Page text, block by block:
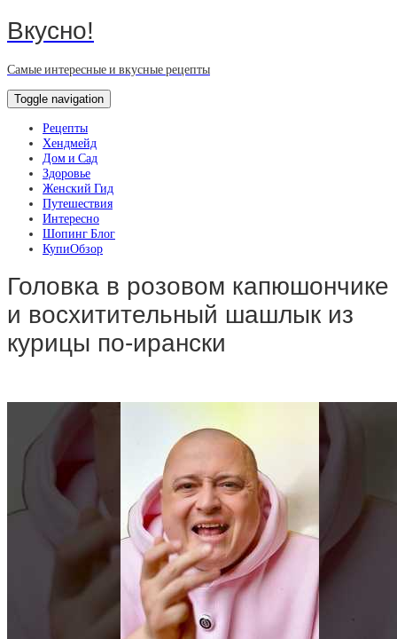
Вкусно!
Самые интересные и вкусные рецепты
Toggle navigation
Рецепты
Хендмейд
Дом и Сад
Здоровье
Женский Гид
Путешествия
Интересно
Шопинг Блог
КупиОбзор
Головка в розовом капюшончике
и восхитительный шашлык из
курицы по-ирански